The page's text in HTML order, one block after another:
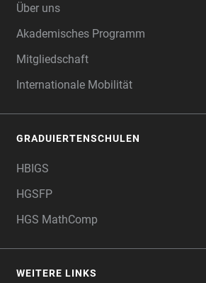
Über uns
Akademisches Programm
Mitgliedschaft
Internationale Mobilität
GRADUIERTENSCHULEN
HBIGS
HGSFP
HGS MathComp
WEITERE LINKS